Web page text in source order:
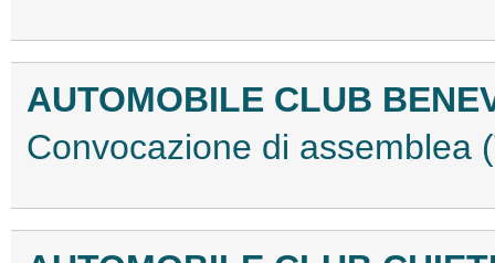
AUTOMOBILE CLUB
Convocazione di assemblea